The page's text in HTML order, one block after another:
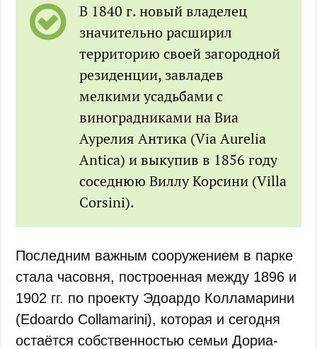
В 1840 г. новый владелец
значительно расширил
территорию своей загородной
резиденции, завладев
мелкими усадьбами с
виноградниками на Виа
Аурелия Антика (Via Aurelia
Antica) и выкупив в 1856 году
соседнюю Виллу Корсини (Villa
Corsini).
Последним важным сооружением в парке
стала часовня, построенная между 1896 и
1902 гг. по проекту Эдоардо Колламарини
(Edoardo Collamarini), которая и сегодня
остаётся собственностью семьи Дориа-